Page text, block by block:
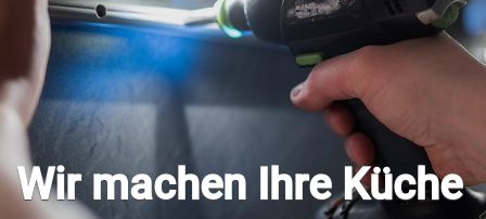
Wir machen Ihre Küche